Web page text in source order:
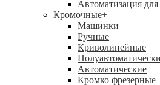
Автоматизация
Кромочные+
Машинки
Ручные
Криволинейные
Автоматические
Кромко фрезерные